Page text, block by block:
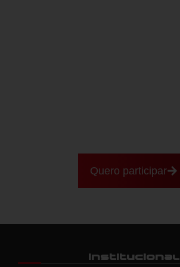
Quero participar
Institucional